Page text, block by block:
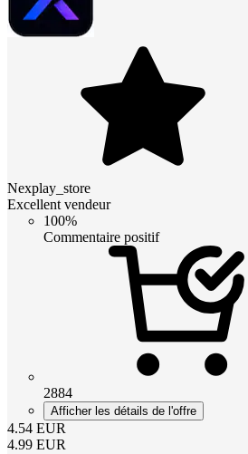
Nexplay_store
Excellent vendeur
100%
Commentaire positif
2884
Afficher les détails de l'offre
4.54 EUR
4.99 EUR